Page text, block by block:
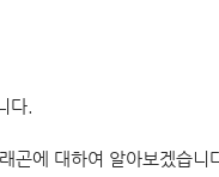
다.
곤에 대하여 알아보겠습니